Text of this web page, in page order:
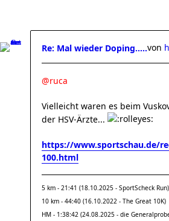
Re: Mal wieder Doping.....von
@ruca
Vielleicht waren es beim
der HSV-Ärzte...
https://www.sportschau.de/
100.html
5 km - 21:41 (18.10.2025 - SportScheck Run)
10 km - 44:40 (16.10.2022 - The Great 10K)
HM - 1:38:42 (24.08.2025 - die